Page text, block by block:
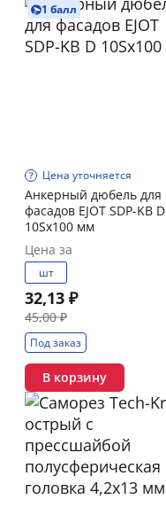
1 балл
Цена уточняется
Анкерный дюбель для
фасадов EJOT SDP-KB D
10Sх100 мм
Цена за
шт
32,13 ₽
45,00 ₽
Под заказ
В корзину